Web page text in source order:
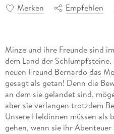
Merken Empfehlen
Minze und ihre Freunde sind
dem Land der
neuen Freund Bernardo das
gesagt als getan! Denn die
an dem sie gelandet sind,
aber sie verlangen trotzdem
Unsere Heldinnen müssen als
gehen, wenn sie ihr